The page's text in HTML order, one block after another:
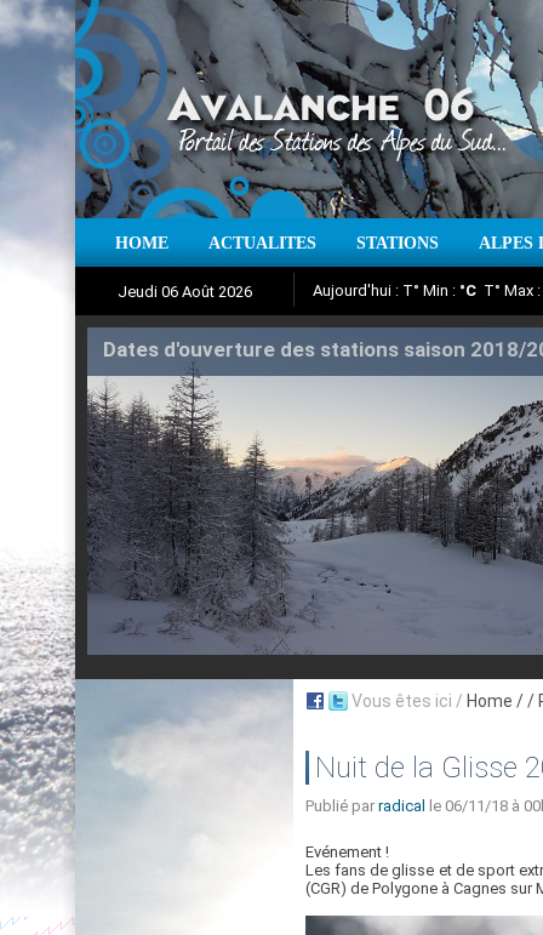
HOME ACTUALITES STATIONS ALPES
Jeudi 06 Août 2026
Aujourd'hui : T° Min :°CT° Max :
Iso à 0° :mNeige sur 12 heures
Suivez en direct l'actualité des
Vous êtes ici / Home / /
Nuit de la Glisse
Publié par radical le 06/11/18 à
Evénement !
Les fans de glisse et de sport
(CGR) de Polygone à Cagnes sur